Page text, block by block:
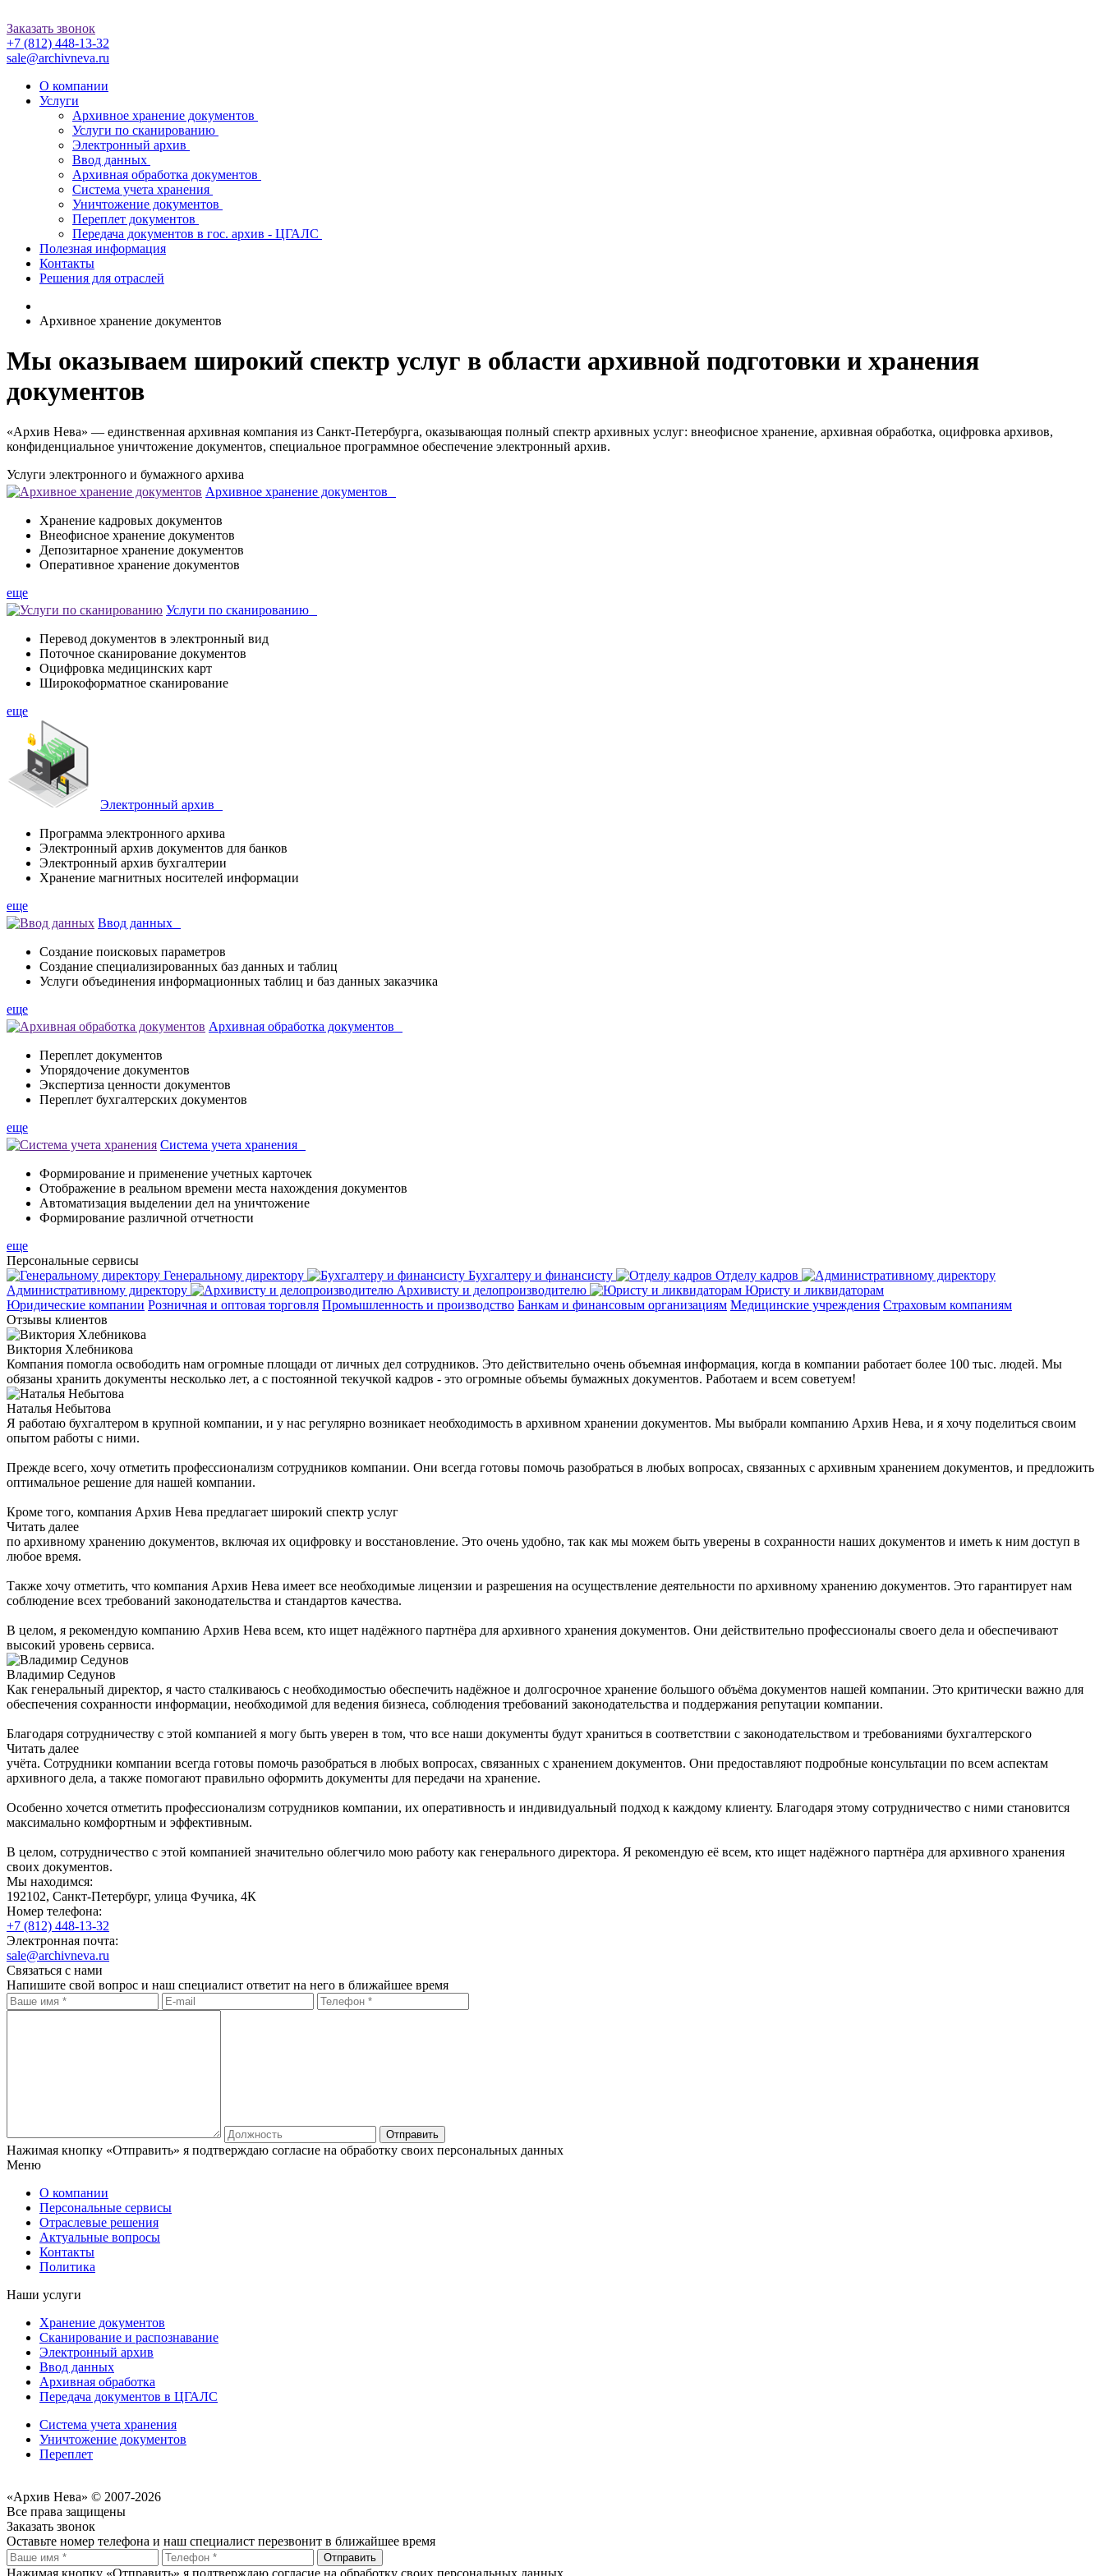
Заказать звонок
+7 (812) 448-13-32
sale@archivneva.ru
О компании
Услуги
Архивное хранение документов
Услуги по сканированию
Электронный архив
Ввод данных
Архивная обработка документов
Система учета хранения
Уничтожение документов
Переплет документов
Передача документов в гос. архив - ЦГАЛС
Полезная информация
Контакты
Решения для отраслей
Архивное хранение документов
Мы оказываем широкий спектр услуг в области архивной подготовки и хранения
документов
«Архив Нева» — единственная архивная компания из Санкт-Петербурга, оказывающая полный спектр архивных услуг: внеофисное хранение, архивная обработка, оцифровка архивов,
конфиденциальное уничтожение документов, специальное программное обеспечение электронный архив.
Услуги электронного и бумажного архива
Архивное хранение документов
Хранение кадровых документов
Внеофисное хранение документов
Депозитарное хранение документов
Оперативное хранение документов
еще
Услуги по сканированию
Перевод документов в электронный вид
Поточное сканирование документов
Оцифровка медицинских карт
Широкоформатное сканирование
еще
Электронный архив
Программа электронного архива
Электронный архив документов для банков
Электронный архив бухгалтерии
Хранение магнитных носителей информации
еще
Ввод данных
Создание поисковых параметров
Создание специализированных баз данных и таблиц
Услуги объединения информационных таблиц и баз данных заказчика
еще
Архивная обработка документов
Переплет документов
Упорядочение документов
Экспертиза ценности документов
Переплет бухгалтерских документов
еще
Система учета хранения
Формирование и применение учетных карточек
Отображение в реальном времени места нахождения документов
Автоматизация выделении дел на уничтожение
Формирование различной отчетности
еще
Персональные сервисы
Генеральному директору
Бухгалтеру и финансисту
Отделу кадров
Административному директору
Архивисту и делопроизводителю
Юристу и ликвидаторам
Юридические компании Розничная и оптовая торговля Промышленность и производство Банкам и финансовым организациям Медицинские учреждения Страховым компаниям
Отзывы клиентов
Виктория Хлебникова
Компания помогла освободить нам огромные площади от личных дел сотрудников. Это действительно очень объемная информация, когда в компании работает более 100 тыс. людей. Мы
обязаны хранить документы несколько лет, а с постоянной текучкой кадров - это огромные объемы бумажных документов. Работаем и всем советуем!
Наталья Небытова
Я работаю бухгалтером в крупной компании, и у нас регулярно возникает необходимость в архивном хранении документов. Мы выбрали компанию Архив Нева, и я хочу поделиться своим
опытом работы с ними.
Прежде всего, хочу отметить профессионализм сотрудников компании. Они всегда готовы помочь разобраться в любых вопросах, связанных с архивным хранением документов, и предложить
оптимальное решение для нашей компании.
Кроме того, компания Архив Нева предлагает широкий спектр услуг
Читать далее
по архивному хранению документов, включая их оцифровку и восстановление. Это очень удобно, так как мы можем быть уверены в сохранности наших документов и иметь к ним доступ в
любое время.
Также хочу отметить, что компания Архив Нева имеет все необходимые лицензии и разрешения на осуществление деятельности по архивному хранению документов. Это гарантирует нам
соблюдение всех требований законодательства и стандартов качества.
В целом, я рекомендую компанию Архив Нева всем, кто ищет надёжного партнёра для архивного хранения документов. Они действительно профессионалы своего дела и обеспечивают
высокий уровень сервиса.
Владимир Седунов
Как генеральный директор, я часто сталкиваюсь с необходимостью обеспечить надёжное и долгосрочное хранение большого объёма документов нашей компании. Это критически важно для
обеспечения сохранности информации, необходимой для ведения бизнеса, соблюдения требований законодательства и поддержания репутации компании.
Благодаря сотрудничеству с этой компанией я могу быть уверен в том, что все наши документы будут храниться в соответствии с законодательством и требованиями бухгалтерского
Читать далее
учёта. Сотрудники компании всегда готовы помочь разобраться в любых вопросах, связанных с хранением документов. Они предоставляют подробные консультации по всем аспектам
архивного дела, а также помогают правильно оформить документы для передачи на хранение.
Особенно хочется отметить профессионализм сотрудников компании, их оперативность и индивидуальный подход к каждому клиенту. Благодаря этому сотрудничество с ними становится
максимально комфортным и эффективным.
В целом, сотрудничество с этой компанией значительно облегчило мою работу как генерального директора. Я рекомендую её всем, кто ищет надёжного партнёра для архивного хранения
своих документов.
Мы находимся:
192102, Санкт-Петербург, улица Фучика, 4К
Номер телефона:
+7 (812) 448-13-32
Электронная почта:
sale@archivneva.ru
Связаться с нами
Напишите свой вопрос и наш специалист ответит на него в ближайшее время
Отправить
Нажимая кнопку «Отправить» я подтверждаю согласие на обработку своих персональных данных
Меню
О компании
Персональные сервисы
Отраслевые решения
Актуальные вопросы
Контакты
Политика
Наши услуги
Хранение документов
Сканирование и распознавание
Электронный архив
Ввод данных
Архивная обработка
Передача документов в ЦГАЛС
Система учета хранения
Уничтожение документов
Переплет
«Архив Нева» © 2007-2026
Все права защищены
Заказать звонок
Оставьте номер телефона и наш специалист перезвонит в ближайшее время
Отправить
Нажимая кнопку «Отправить» я подтверждаю согласие на обработку своих персональных данных